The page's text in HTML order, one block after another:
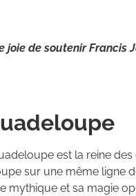
joie de soutenir
est la reine
sur une même ligne
mythique et sa magie